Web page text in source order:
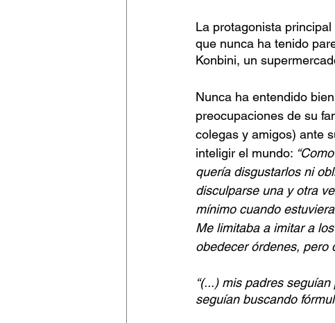
La protagonista
que nunca ha tenido
Konbini, un
Nunca ha entendido
preocupaciones de su
colegas y amigos) ante
inteligir el mundo:
quería disgustarlos ni
disculparse una y otra
mínimo cuando
Me limitaba a imitar a
obedecer órdenes, pero
“(...) mis padres
seguían buscando